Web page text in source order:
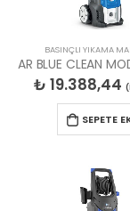
BASINÇLI YIKAMA
₺ 19.388,44
SEPETE